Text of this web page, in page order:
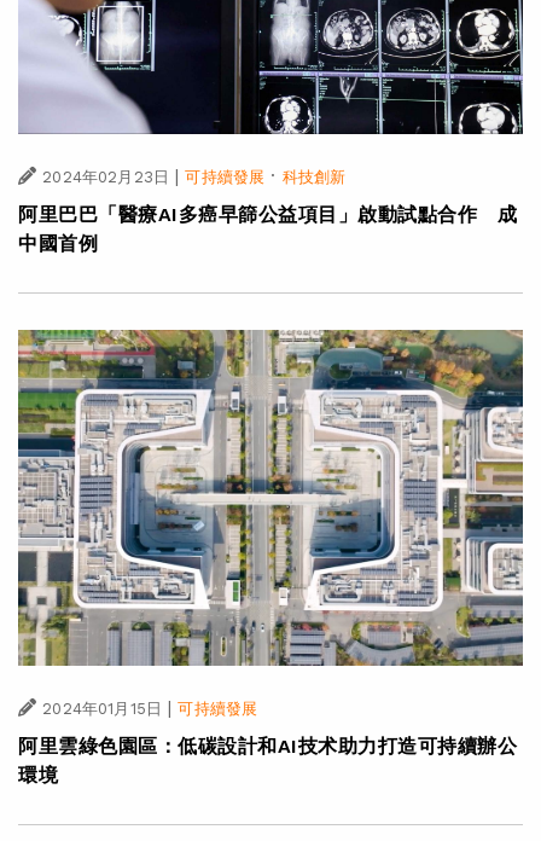
2024年02月23日 | 可持續發展 · 科技創新
阿里巴巴「醫療AI多癌早篩公益項目」啟動試點合作 成
中國首例
2024年01月15日 | 可持續發展
阿里雲綠色園區：低碳設計和AI技术助力打造可持續辦公
環境